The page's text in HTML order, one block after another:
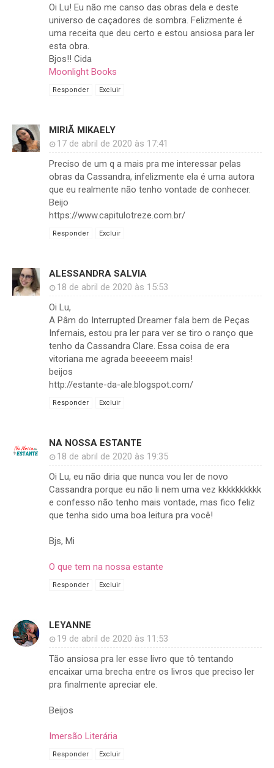
Oi Lu! Eu não me canso das obras dela e deste
universo de caçadores de sombra. Felizmente é
uma receita que deu certo e estou ansiosa para ler
esta obra.
Bjos!! Cida
Moonlight Books
Responder Excluir
MIRIÃ MIKAELY
17 de abril de 2020 às 17:41
Preciso de um q a mais pra me interessar pelas
obras da Cassandra, infelizmente ela é uma autora
que eu realmente não tenho vontade de conhecer.
Beijo
https://www.capitulotreze.com.br/
Responder Excluir
ALESSANDRA SALVIA
18 de abril de 2020 às 15:53
Oi Lu,
A Pâm do Interrupted Dreamer fala bem de Peças
Infernais, estou pra ler para ver se tiro o ranço que
tenho da Cassandra Clare. Essa coisa de era
vitoriana me agrada beeeeem mais!
beijos
http://estante-da-ale.blogspot.com/
Responder Excluir
NA NOSSA ESTANTE
18 de abril de 2020 às 19:35
Oi Lu, eu não diria que nunca vou ler de novo
Cassandra porque eu não li nem uma vez kkkkkkkkkk
e confesso não tenho mais vontade, mas fico feliz
que tenha sido uma boa leitura pra você!
Bjs, Mi
O que tem na nossa estante
Responder Excluir
LEYANNE
19 de abril de 2020 às 11:53
Tão ansiosa pra ler esse livro que tô tentando
encaixar uma brecha entre os livros que preciso ler
pra finalmente apreciar ele.
Beijos
Imersão Literária
Responder Excluir